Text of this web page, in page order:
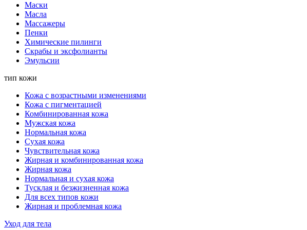
Маски
Масла
Массажеры
Пенки
Химические пилинги
Скрабы и эксфолианты
Эмульсии
тип кожи
Кожа с возрастными изменениями
Кожа с пигментацией
Комбинированная кожа
Мужская кожа
Нормальная кожа
Сухая кожа
Чувствительная кожа
Жирная и комбинированная кожа
Жирная кожа
Нормальная и сухая кожа
Тусклая и безжизненная кожа
Для всех типов кожи
Жирная и проблемная кожа
Уход для тела